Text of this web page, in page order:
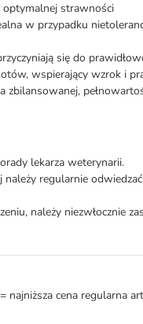
optymalnej strawności
w przypadku
się do
wspierający wzrok i
zbilansowanej,
lekarza weterynarii.
regularnie
należy niezwłocznie
najniższa cena regularna